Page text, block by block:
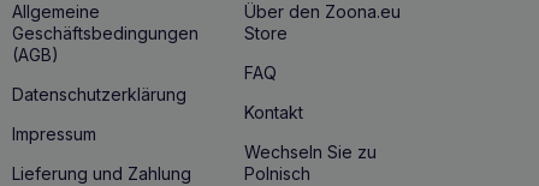
Glasverpackung entsteht kein Abfall, was gut für die
Umwelt ist.
Allgemeine
Geschäftsbedingungen
(AGB)
Datenschutzerklärung
Impressum
Lieferung und Zahlung
Über den Zoona.eu
Store
FAQ
Kontakt
Wechseln Sie zu
Polnisch